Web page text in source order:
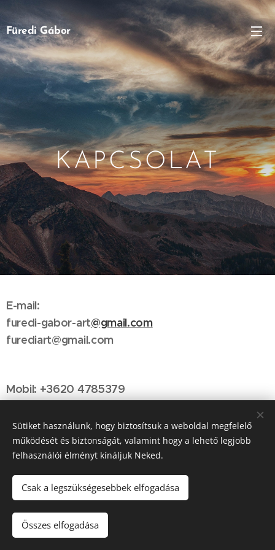
Füredi Gábor
KAPCSOLAT
E-mail:
furedi-gabor-art@gmail.com
furediart@gmail.com
Mobil: +3620 4785379
© 2022 Worlds Collide. Minden jog fenntartva.
Az oldalt a
Sütiket használunk, hogy biztosítsuk a weboldal megfelelő
működését és biztonságát, valamint hogy a lehető legjobb
felhasználói élményt kínáljuk Neked.
Csak a legszükségesebbek elfogadása
Összes elfogadása